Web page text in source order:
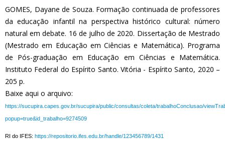
GOMES, Dayane de Souza. Formação continuada de professores
da educação infantil na perspectiva histórico cultural: número
natural em debate. 16 de julho de 2020. Dissertação de Mestrado
(Mestrado em Educação em Ciências e Matemática). Programa
de Pós-graduação em Educação em Ciências e Matemática.
Instituto Federal do Espírito Santo. Vitória - Espírito Santo, 2020 –
205 p.
Baixe aqui o arquivo:
https://sucupira.capes.gov.br/sucupira/public/consultas/coleta/trabalhoConclusao/
popup=true&id_trabalho=9274509
RI do IFES: https://repositorio.ifes.edu.br/handle/123456789/1431